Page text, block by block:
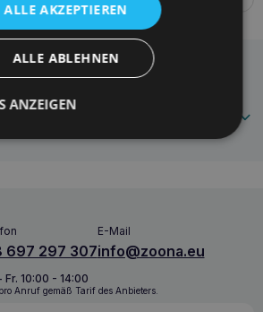
Leine BeHappy L
gestellte Fragen
697 297 307
E-Mail
info@zoona.eu
Fr. 10:00 - 14:00
Anruf gemäß Tarif des Anbieters.
ALLE AKZEPTIEREN
ALLE ABLEHNEN
ANZEIGEN